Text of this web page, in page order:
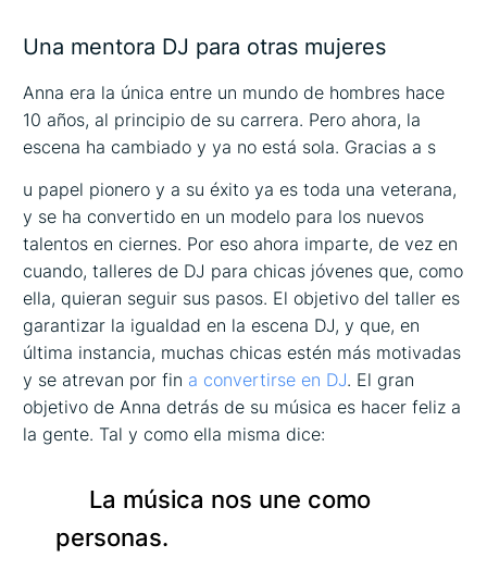
Una mentora DJ para otras mujeres
Anna era la única entre un mundo de hombres hace
10 años, al principio de su carrera. Pero ahora, la
escena ha cambiado y ya no está sola. Gracias a s
u papel pionero y a su éxito ya es toda una veterana,
y se ha convertido en un modelo para los nuevos
talentos en ciernes. Por eso ahora imparte, de vez en
cuando, talleres de DJ para chicas jóvenes que, como
ella, quieran seguir sus pasos. El objetivo del taller es
garantizar la igualdad en la escena DJ, y que, en
última instancia, muchas chicas estén más motivadas
y se atrevan por fin a convertirse en DJ. El gran
objetivo de Anna detrás de su música es hacer feliz a
la gente. Tal y como ella misma dice:
La música nos une como
personas.